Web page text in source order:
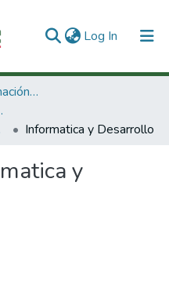
Log In (current)
3. Recursos de Información Científica y Tecnológica
Informatica y Desarrollo
y